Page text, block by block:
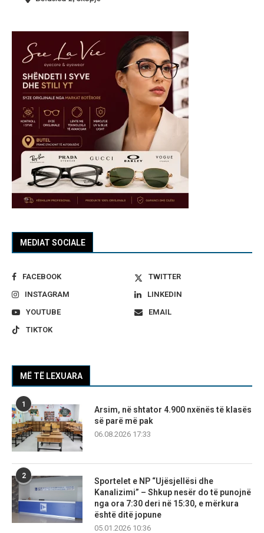
MEDIAT SOCIALE
FACEBOOK
TWITTER
INSTAGRAM
LINKEDIN
YOUTUBE
EMAIL
TIKTOK
MË TË LEXUARA
1
Arsim, në shtator 4.900 nxënës të klasës
së parë më pak
06.08.2026 17:33
2
Sportelet e NP “Ujësjellësi dhe
Kanalizimi” – Shkup nesër do të punojnë
nga ora 7:30 deri në 15:30, e mërkura
është ditë jopune
05.01.2026 10:36